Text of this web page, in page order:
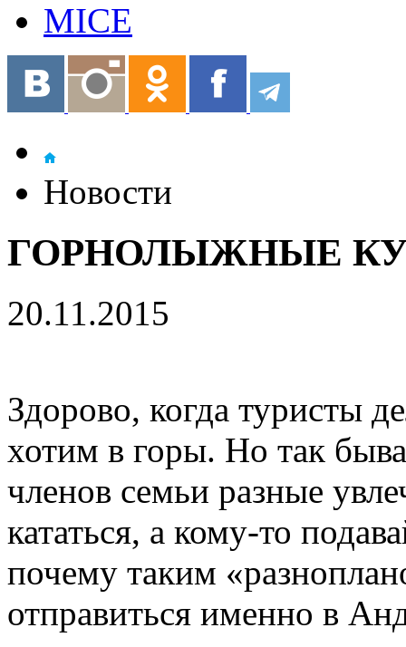
MICE
Новости
ГОРНОЛЫЖНЫЕ
20.11.2015
Здорово, когда туристы
хотим в горы. Но так
членов семьи разные
кататься, а кому-то
почему таким
отправиться именно в